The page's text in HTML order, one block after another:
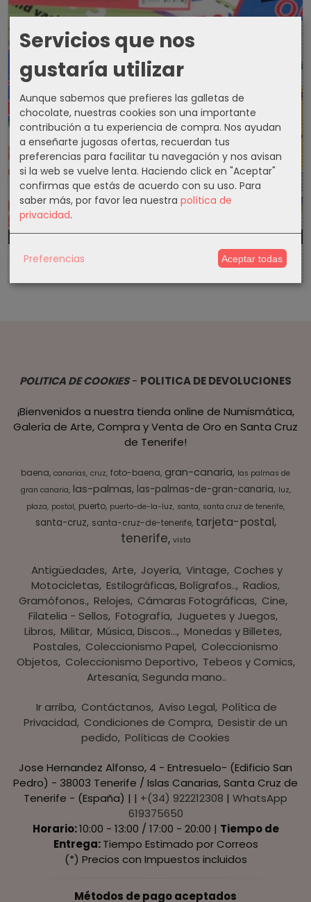
1300d 16h 20m 33s
POLITICA DE COOKIES- POLITICA DE DEVOLUCIONES
¡Bienvenidos a nuestra tienda online de Numismática,
Galería de Arte, Compra y Venta de Oro en Santa Cruz
de Tenerife!
baena canarias cruz foto-baena gran-canaria las palmas de
gran canaria las-palmas las-palmas-de-gran-canaria luz
plaza postal puerto puerto-de-la-luz santa santa cruz de tenerife
santa-cruz santa-cruz-de-tenerife tarjeta-postal
tenerife vista
Antigüedades Arte Joyería Vintage Coches y
Motocicletas Estilográficas, Bolígrafos.. Radios,
Gramófonos. Relojes Cámaras Fotográficas Cine
Filatelia - Sellos Fotografía Juguetes y Juegos
Libros Militar Música, Discos... Monedas y Billetes
Postales Coleccionismo Papel Coleccionismo
Objetos Coleccionismo Deportivo Tebeos y Comics
Artesanía, Segunda mano..
Ir arriba Contáctanos Aviso Legal Política de
Privacidad Condiciones de Compra Desistir de un
pedido Políticas de Cookies
Jose Hernandez Alfonso, 4 - Entresuelo- (Edificio San
Pedro) - 38003 Tenerife / Islas Canarias, Santa Cruz de
Tenerife - (España) | | +(34) 922212308 | WhatsApp
619375650
Horario:10:00 - 13:00 / 17:00 - 20:00 | Tiempo de
Entrega:Tiempo Estimado por Correos
(*) Precios con Impuestos incluidos
Métodos de pago aceptados
Servicios que nos
gustaría utilizar
Aunque sabemos que prefieres las galletas de
chocolate, nuestras cookies son una importante
contribución a tu experiencia de compra. Nos ayudan
a enseñarte jugosas ofertas, recuerdan tus
preferencias para facilitar tu navegación y nos avisan
si la web se vuelve lenta. Haciendo click en "Aceptar"
confirmas que estás de acuerdo con su uso. Para
saber más, por favor lea nuestra política de
privacidad.
Preferencias Aceptar todas